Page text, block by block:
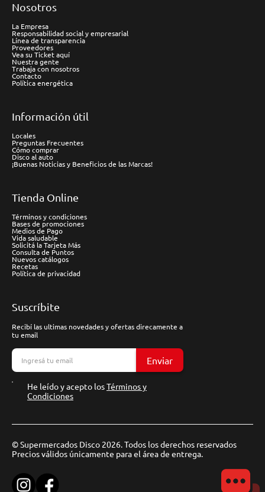
Nosotros
La Empresa
Responsabilidad social y empresarial
Línea de transparencia
Proveedores
Vea su Ticket aquí
Nuestra gente
Trabaja con nosotros
Contacto
Política energética
Información útil
Locales
Preguntas Frecuentes
Cómo comprar
Disco al auto
¡Buenas Noticias y Beneficios de las Marcas!
Tienda Online
Términos y condiciones
Bases de promociones
Medios de Pago
Vida saludable
Solicitá la Tarjeta Más
Consulta de Puntos
Nuevos catálogos
Recetas
Política de privacidad
Suscríbite
Recibí las ultimas novedades y ofertas direcamente a
tu email
Enviar
He leído y acepto losTérminos y
Condiciones
© Supermercados Disco 2026. Todos los derechos reservados
Precios válidos únicamente para el área de entrega.